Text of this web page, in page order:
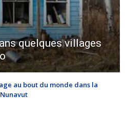
quelques villages
au bout du monde dans la